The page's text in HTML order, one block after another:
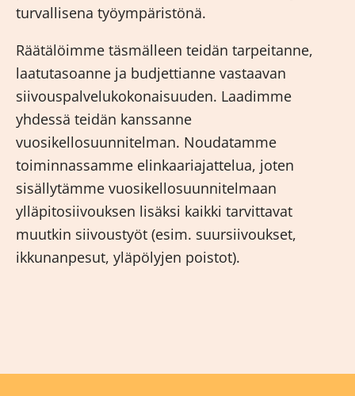
turvallisena työympäristönä.
Räätälöimme täsmälleen teidän tarpeitanne,
laatutasoanne ja budjettianne vastaavan
siivouspalvelukokonaisuuden. Laadimme
yhdessä teidän kanssanne
vuosikellosuunnitelman. Noudatamme
toiminnassamme elinkaariajattelua, joten
sisällytämme vuosikellosuunnitelmaan
ylläpitosiivouksen lisäksi kaikki tarvittavat
muutkin siivoustyöt (esim. suursiivoukset,
ikkunanpesut, yläpölyjen poistot).